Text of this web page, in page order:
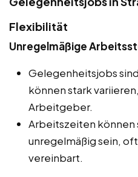
Flexibilität
Unregelmäßige
Gelegenheitsjobs
können stark
Arbeitgeber.
Arbeitszeiten können
unregelmäßig sein,
vereinbart.